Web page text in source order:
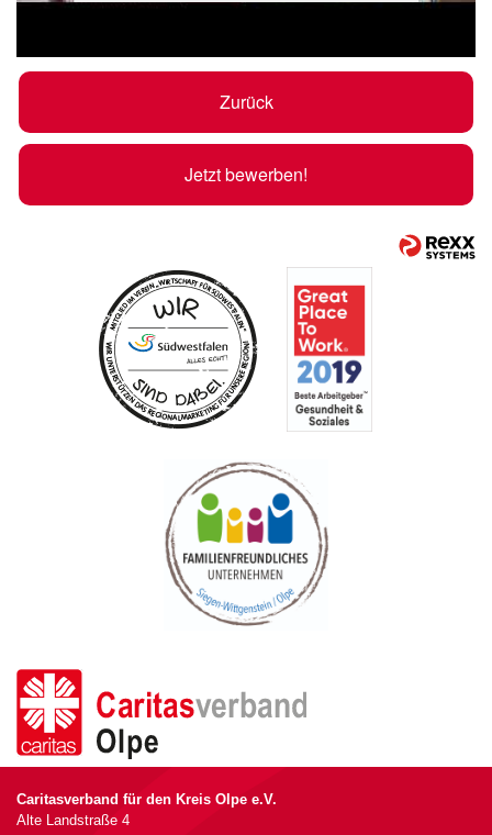
Zurück
Jetzt bewerben!
Caritasverband für den Kreis Olpe e.V.
Alte Landstraße 4